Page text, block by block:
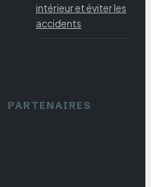
intérieur et éviter les
accidents
PARTENAIRES